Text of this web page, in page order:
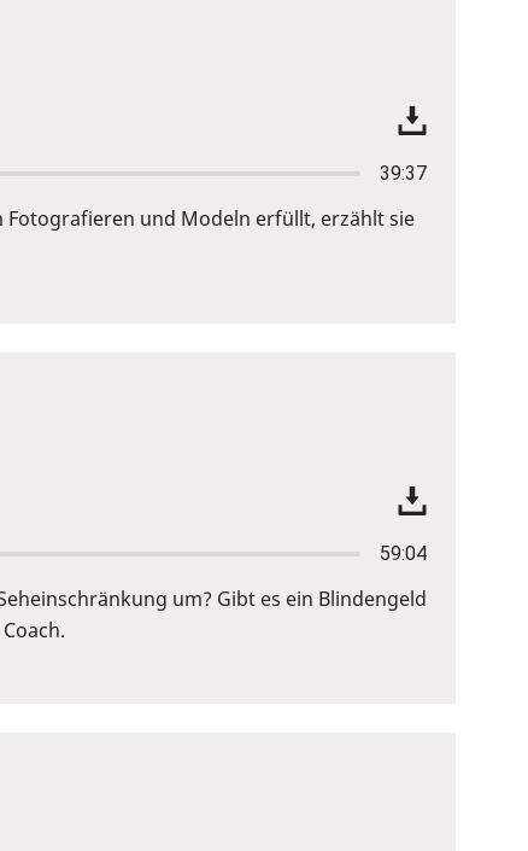
39:37
Fotografieren und Modeln erfüllt, erzählt sie
59:04
um? Gibt es ein Blindengeld